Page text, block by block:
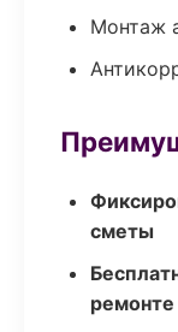
Монтаж
сметы
ремонте